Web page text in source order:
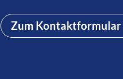
Zum Kontaktformular